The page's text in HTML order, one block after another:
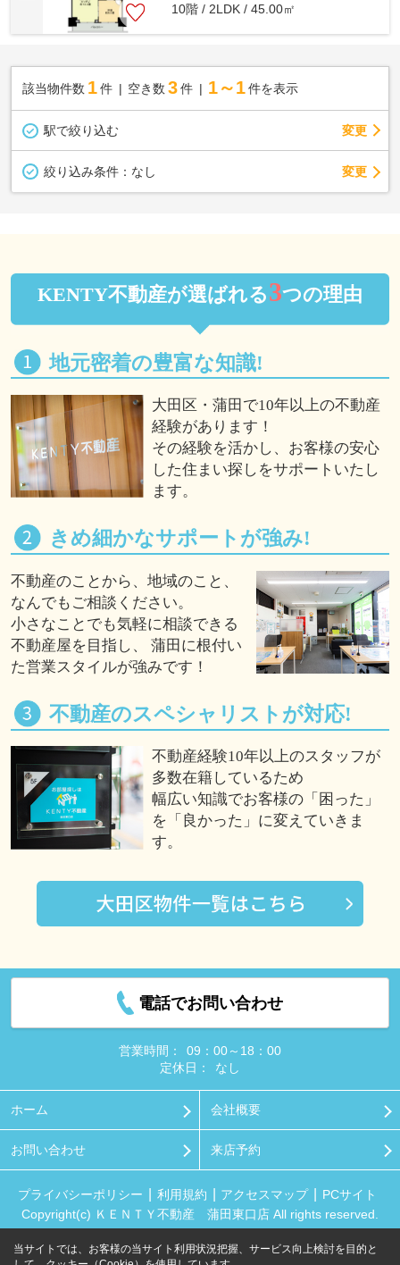
10階 / 2LDK / 45.00㎡
該当物件数 1件 空き数 3 件 1～1 件を表示
駅で絞り込む 変更
絞り込み条件： なし 変更
KENTY不動産が選ばれる3つの理由
地元密着の豊富な知識!
大田区・蒲田で10年以上の不動産
経験があります！
その経験を活かし、お客様の安心
した住まい探しをサポートいたし
ます。
きめ細かなサポートが強み!
不動産のことから、地域のこと、
なんでもご相談ください。
小さなことでも気軽に相談できる
不動産屋を目指し、 蒲田に根付い
た営業スタイルが強みです！
不動産のスペシャリストが対応!
不動産経験10年以上のスタッフが
多数在籍しているため
幅広い知識でお客様の「困った」
を「良かった」に変えていきま
す。
電話でお問い合わせ
営業時間：
09：00～18：00
定休日：
なし
ホーム 会社概要
お問い合わせ 来店予約
プライバシーポリシー 利用規約 アクセスマップ
PCサイト
Copyright(c) ＫＥＮＴＹ不動産 蒲田東口店 All rights reserved.
当サイトでは、お客様の当サイト利用状況把握、サービス向上検討を目的と